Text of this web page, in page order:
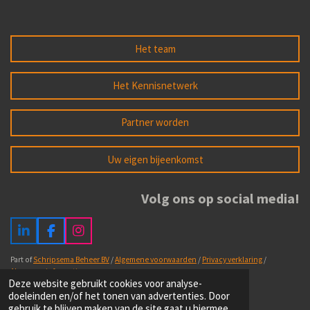
Deze website gebruikt cookies voor analyse-
doeleinden en/of het tonen van advertenties. Door
Het team
Het Kennisnetwerk
Partner worden
Uw eigen bijeenkomst
Volg ons op social media!
L
i
n
e
d
F
a
c
e
b
o
I
n
s
a
g
Part ofSchripsema Beheer BV /Algemene voorwaarden / Privacy verklaring /
Algemene informatie